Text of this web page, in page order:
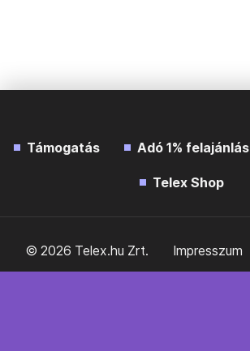
Támogatás Adó 1% felajánlás
Telex Shop
© 2026 Telex.hu Zrt. Impresszum